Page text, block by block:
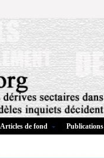
Articles de fond Publications